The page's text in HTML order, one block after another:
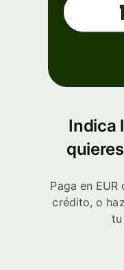
Indica
Paga en
crédito, o
tu